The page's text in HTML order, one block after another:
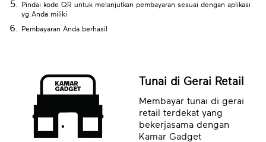
Pindai kode QR untuk melanjutkan pembayaran sesuai dengan aplikasi
yg Anda miliki
Pembayaran Anda berhasil
Tunai di Gerai Retail
Membayar tunai di gerai
retail terdekat yang
bekerjasama dengan
Kamar Gadget